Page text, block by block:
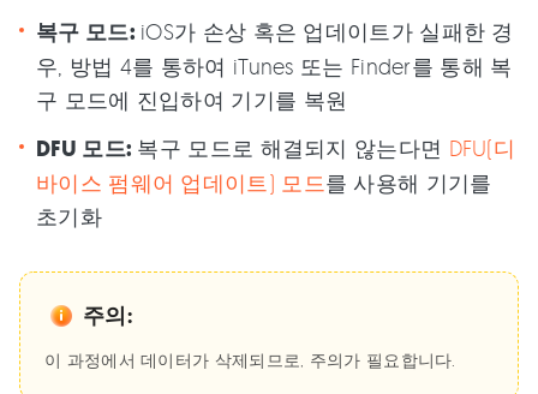
복구 모드: iOS가 손상 혹은 업데이트가 실패한 경
우, 방법 4를 통하여 iTunes 또는 Finder를 통해 복
구 모드에 진입하여 기기를 복원
DFU 모드: 복구 모드로 해결되지 않는다면 DFU(디
바이스 펌웨어 업데이트) 모드를 사용해 기기를
초기화
주의:
이 과정에서 데이터가 삭제되므로, 주의가 필요합니다.